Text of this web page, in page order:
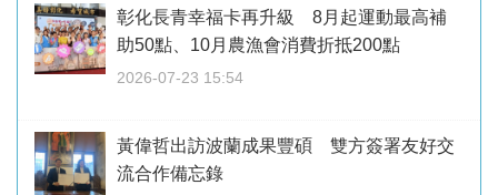
彰化長青幸福卡再升級 8月起運動最高補
助50點、10月農漁會消費折抵200點
2026-07-23 15:54
黃偉哲出訪波蘭成果豐碩 雙方簽署友好交
流合作備忘錄